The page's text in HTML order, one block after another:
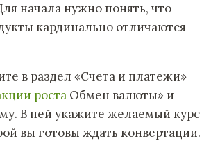
начала нужно понять, что
кардинально отличаются
в раздел «Счета и платежи»
роста Обмен валюты» и
В ней укажите желаемый курс
вы готовы ждать конвертации.